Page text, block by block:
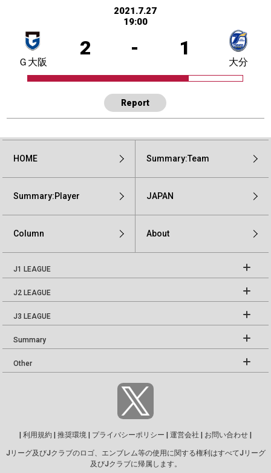
2021.7.27
19:00
2 - 1
Ｇ大阪 大分
Report
HOME Summary:Team
Summary:Player JAPAN
Column About
J1 LEAGUE
J2 LEAGUE
J3 LEAGUE
Summary
Other
利用規約 推奨環境 プライバシーポリシー 運営会社 お問い合わせ
Jリーグ及びJクラブのロゴ、エンブレム等の使用に関する権利はすべてJリーグ
及びJクラブに帰属します。